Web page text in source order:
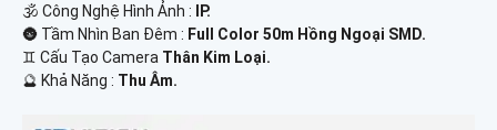
🕉️ Công Nghệ Hình Ảnh : IP.
🌚 Tầm Nhìn Ban Đêm : Full Color 50m Hồng Ngoại SMD.
♊ Cấu Tạo Camera Thân Kim Loại.
️🔮 Khả Năng : Thu Âm.